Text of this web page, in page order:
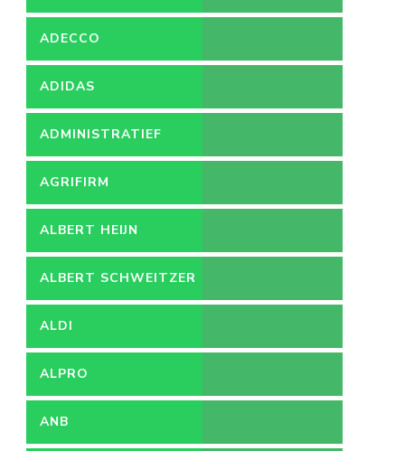
ADECCO
ADIDAS
ADMINISTRATIEF
MEDEWERKER
AGRIFIRM
ALBERT HEIJN
ALBERT SCHWEITZER
ZIEKENHUIS
ALDI
ALPRO
ANB